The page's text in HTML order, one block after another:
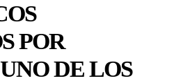
POR
DE LOS